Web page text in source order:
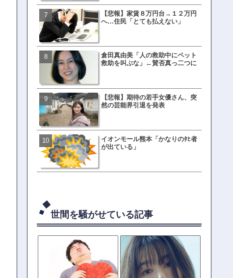
【悲報】家賃８万円台→１２万円
へ…住民「とても払えない」
倉田真由美「人の救助中にペット
救助を叫ぶな」←賛否真っ二つに
【悲報】期待の若手女優さん、突
然の芸能界引退を発表
イオンモール熊本「かなりのﾀﾋ者
が出ている」
福岡テレビ局にとんでもな
アナが入社してしまうｗｗｗ
【衝撃】三笘が事故った時
てた車ってさ…←これw w
有吉「うまくても絶対に行
ない店」がこちら…ネット
母親「息子の借りた本が心
世間を騒がせている記事